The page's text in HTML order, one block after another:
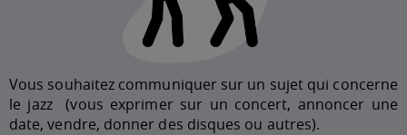
Vous souhaitez communiquer sur un sujet qui concerne
le jazz (vous exprimer sur un concert, annoncer une
date, vendre, donner des disques ou autres).